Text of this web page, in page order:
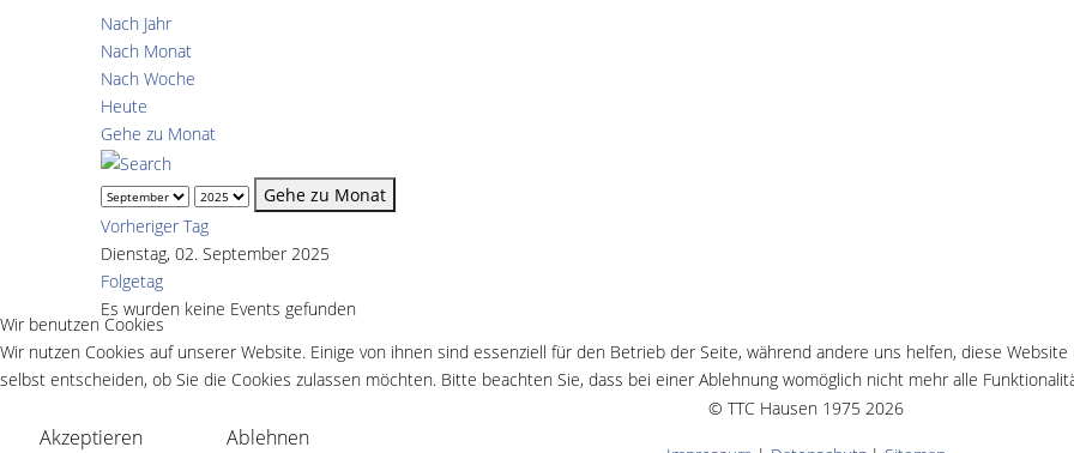
Nach Jahr
Nach Monat
Nach Woche
Heute
Gehe zu Monat
Gehe zu Monat
Vorheriger Tag
Dienstag, 02. September 2025
Folgetag
Es wurden keine Events gefunden
© TTC Hausen 1975 2026
Wir benutzen Cookies
Wir nutzen Cookies auf unserer Website. Einige von ihnen sind essenziell für den Betrieb der Seite, während andere uns helfen, diese
selbst entscheiden, ob Sie die Cookies zulassen möchten. Bitte beachten Sie, dass bei einer Ablehnung womöglich nicht mehr alle
Akzeptieren Ablehnen